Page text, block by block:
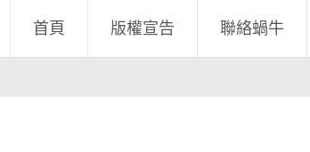
首頁 版權宣告 聯絡蝸牛